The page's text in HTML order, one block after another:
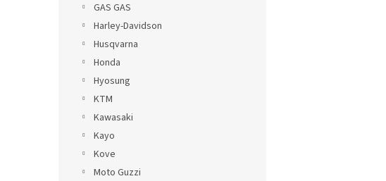
GAS GAS
Harley-Davidson
Husqvarna
Honda
Hyosung
KTM
Kawasaki
Kayo
Kove
Moto Guzzi